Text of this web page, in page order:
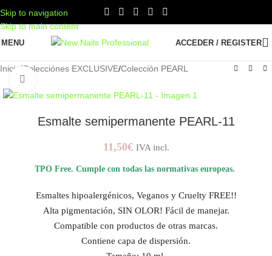
Skip to navigation
Skip to main content
MENU ACCEDER / REGISTER
Inicio /Colecciónes EXCLUSIVE/Colección PEARL
Esmalte semipermanente PEARL-11
11,50€ IVA incl.
TPO Free. Cumple con todas las normativas europeas.
Esmaltes hipoalergénicos, Veganos y Cruelty FREE!!
Alta pigmentación, SIN OLOR! Fácil de manejar.
Compatible con productos de otras marcas.
Contiene capa de dispersión.